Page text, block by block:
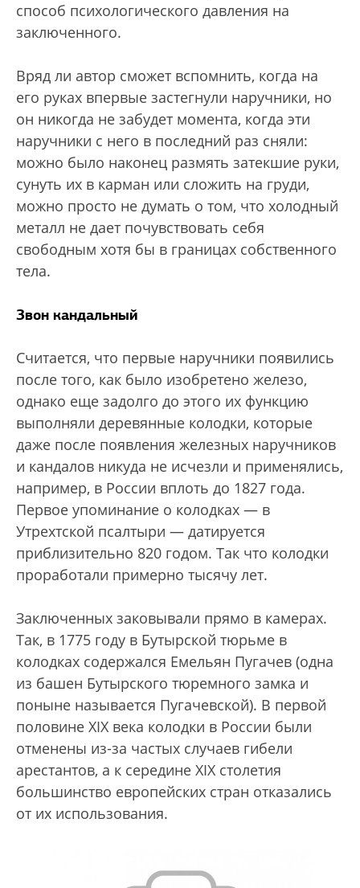
способ психологического давления на
заключенного.
Вряд ли автор сможет вспомнить, когда на
его руках впервые застегнули наручники, но
он никогда не забудет момента, когда эти
наручники с него в последний раз сняли:
можно было наконец размять затекшие руки,
сунуть их в карман или сложить на груди,
можно просто не думать о том, что холодный
металл не дает почувствовать себя
свободным хотя бы в границах собственного
тела.
Звон кандальный
Считается, что первые наручники появились
после того, как было изобретено железо,
однако еще задолго до этого их функцию
выполняли деревянные колодки, которые
даже после появления железных наручников
и кандалов никуда не исчезли и применялись,
например, в России вплоть до 1827 года.
Первое упоминание о колодках — в
Утрехтской псалтыри — датируется
приблизительно 820 годом. Так что колодки
проработали примерно тысячу лет.
Заключенных заковывали прямо в камерах.
Так, в 1775 году в Бутырской тюрьме в
колодках содержался Емельян Пугачев (одна
из башен Бутырского тюремного замка и
поныне называется Пугачевской). В первой
половине XIX века колодки в России были
отменены из-за частых случаев гибели
арестантов, а к середине XIX столетия
большинство европейских стран отказались
от их использования.